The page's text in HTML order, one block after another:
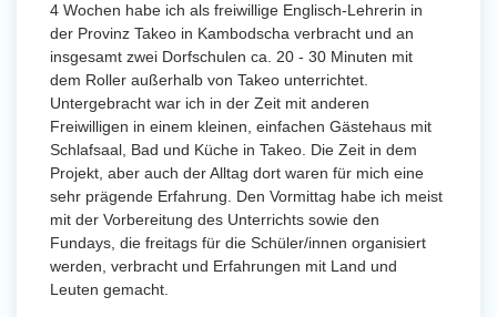
4 Wochen habe ich als freiwillige Englisch-Lehrerin in
der Provinz Takeo in Kambodscha verbracht und an
insgesamt zwei Dorfschulen ca. 20 - 30 Minuten mit
dem Roller außerhalb von Takeo unterrichtet.
Untergebracht war ich in der Zeit mit anderen
Freiwilligen in einem kleinen, einfachen Gästehaus mit
Schlafsaal, Bad und Küche in Takeo. Die Zeit in dem
Projekt, aber auch der Alltag dort waren für mich eine
sehr prägende Erfahrung. Den Vormittag habe ich meist
mit der Vorbereitung des Unterrichts sowie den
Fundays, die freitags für die Schüler/innen organisiert
werden, verbracht und Erfahrungen mit Land und
Leuten gemacht.